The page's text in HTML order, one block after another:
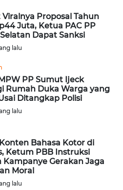
Proposal Tahun
Juta, Ketua PAC PP
Dapat Sanksi
lalu
PP Sumut Ijeck
Rumah Duka Warga yang
Ditangkap Polisi
lalu
Bahasa Kotor di
Ketum PBB Instruksi
Kampanye Gerakan Jaga
Moral
lalu